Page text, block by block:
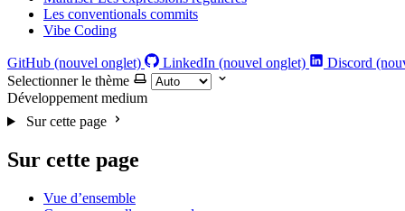
Les conventionals commits
Vibe Coding
GitHub (nouvel onglet) LinkedIn (nouvel onglet) Discord
Selectionner le thème
Développement medium
Sur cette page
Sur cette page
Vue d’ensemble